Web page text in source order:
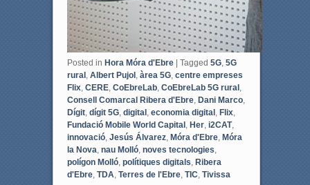
Posted in Hora Móra d'Ebre Tagged 5G, 5G
rural , Albert Pujol , àrea 5G, centre empreses
Flix, CERE, CoEbreLab, CoEbreLab 5G rural ,
Consell Comarcal Ribera d'Ebre, Dani Marco,
Dígit, dígit 5G, digital , economia digital , Flix,
Fundació Mobile World Capital , Her, i2CAT,
innovació, Jesús Álvarez, Móra d'Ebre, Móra
la Nova, nau Molló, noves tecnologies,
polígon Molló, polítiques digitals, Ribera
d'Ebre, TDA, Terres de l'Ebre, TIC, Tivissa